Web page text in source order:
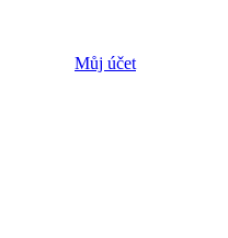
Můj účet